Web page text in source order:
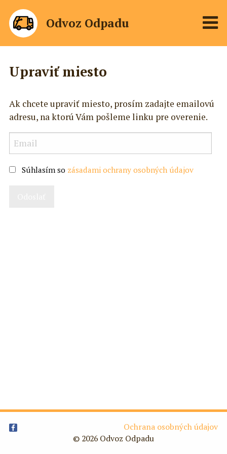
Odvoz Odpadu
Upraviť miesto
Ak chcete upraviť miesto, prosím zadajte emailovú
adresu, na ktorú Vám pošleme linku pre overenie.
Súhlasím so zásadami ochrany osobných údajov
Ochrana osobných údajov
© 2026 Odvoz Odpadu